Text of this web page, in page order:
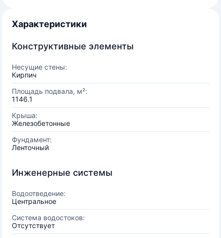
Характеристики
Конструктивные элементы
Несущие стены:
Кирпич
Площадь подвала, м²:
1146.1
Крыша:
Железобетонные
Фундамент:
Ленточный
Инженерные системы
Водоотведение:
Центральное
Система водостоков:
Отсутствует